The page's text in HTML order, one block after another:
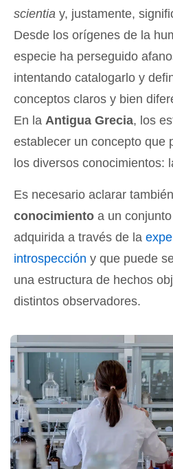
scientia y, justamente,
Desde los orígenes de la
especie ha perseguido
intentando catalogarlo y
conceptos claros y bien
En la Antigua Grecia, los
establecer un concepto que
los diversos conocimientos:
Es necesario aclarar
conocimiento a un
adquirida a través de la
introspección y que puede
una estructura de hechos
distintos observadores.